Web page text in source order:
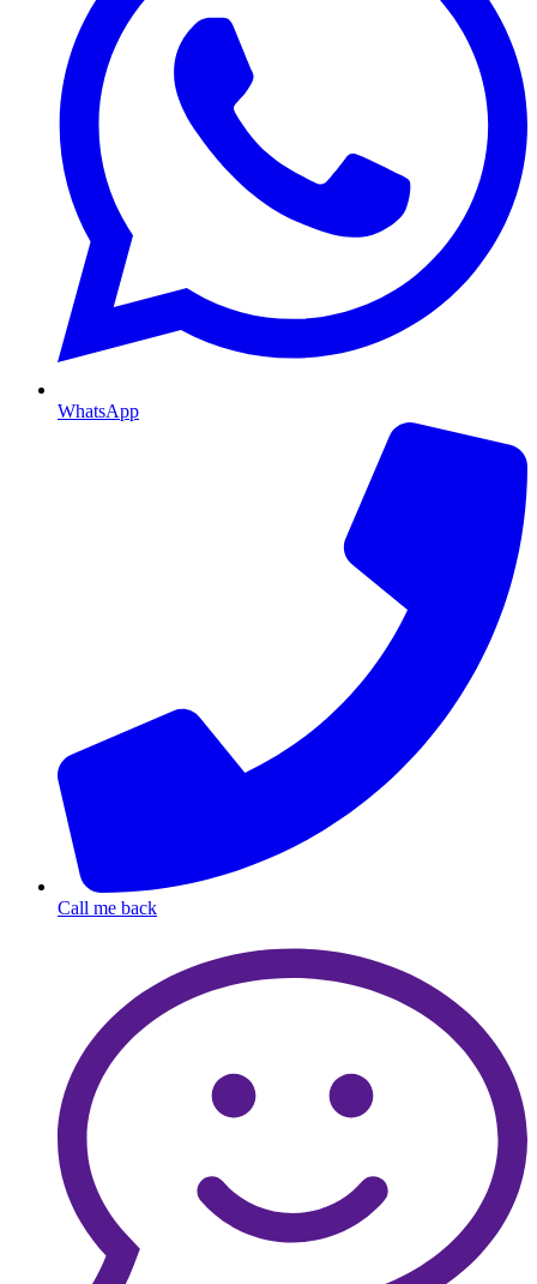
WhatsApp
Call me back